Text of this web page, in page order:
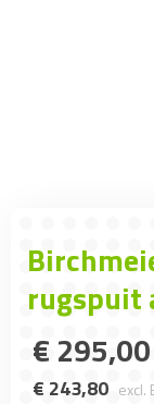
rugspuit
€ 295,00
€ 243,80 excl.